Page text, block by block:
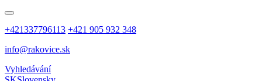
+421337796113 +421 905 932 348
info@rakovice.sk
Vyhledávání